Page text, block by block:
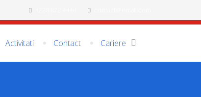
Activitati Contact Cariere